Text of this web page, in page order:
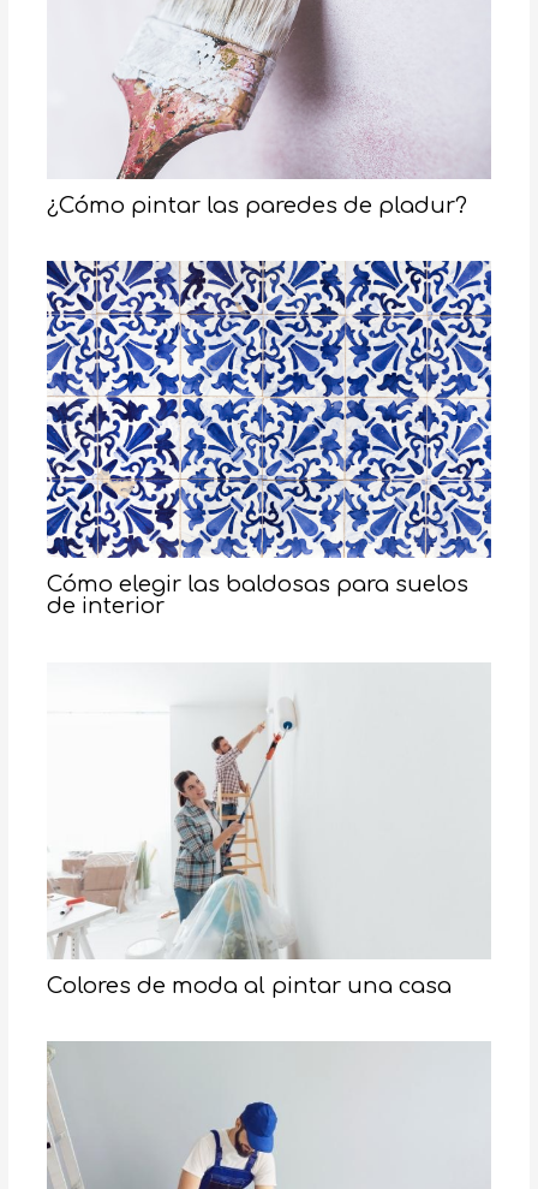
¿Cómo pintar las paredes de pladur?
Cómo elegir las baldosas para suelos
de interior
Colores de moda al pintar una casa